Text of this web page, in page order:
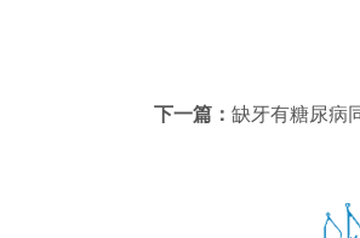
下一篇：缺牙有糖尿病